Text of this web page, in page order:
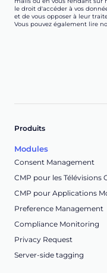
le droit d'accéder à vos
et de vous opposer à leur
Vous pouvez également lire
Produits
Modules
Consent Management
CMP pour les Télévisions
CMP pour Applications
Preference Management
Compliance Monitoring
Privacy Request
Server-side tagging